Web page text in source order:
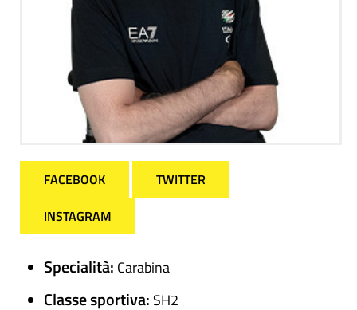
FACEBOOK
TWITTER
INSTAGRAM
Specialità: Carabina
Classe sportiva: SH2